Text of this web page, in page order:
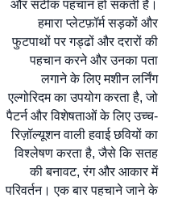
और सटीक पहचान हो सकती है।
हमारा प्लेटफ़ॉर्म सड़कों और
फुटपाथों पर गड्ढों और दरारों की
पहचान करने और उनका पता
लगाने के लिए मशीन लर्निंग
एल्गोरिदम का उपयोग करता है, जो
पैटर्न और विशेषताओं के लिए उच्च-
रिज़ॉल्यूशन वाली हवाई छवियों का
विश्लेषण करता है, जैसे कि सतह
की बनावट, रंग और आकार में
परिवर्तन। एक बार पहचाने जाने के